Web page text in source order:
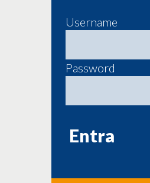
Username
Password